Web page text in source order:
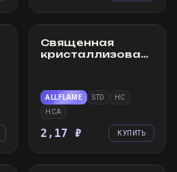
Священная
кристаллизованная
ALLFLAME STD
HC
HCA
2,17 ₽ КУПИТЬ